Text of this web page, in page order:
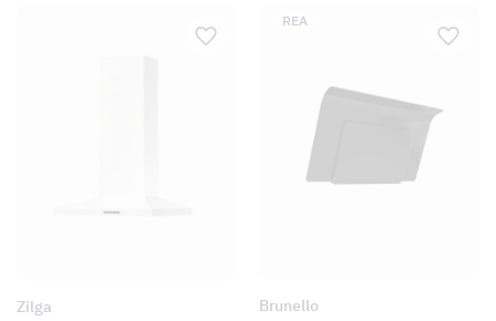
Zilga
REA
Brunello